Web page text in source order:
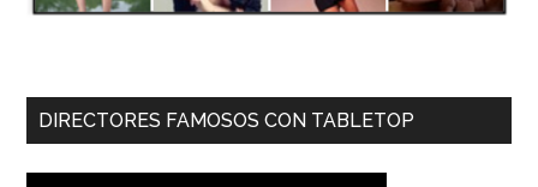
DIRECTORES FAMOSOS CON TABLETOP